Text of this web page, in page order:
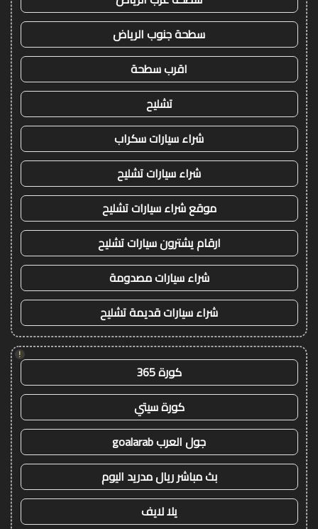
سطحة جنوب الرياض
اقرب سطحة
تشليح
شراء سيارات سكراب
شراء سيارات تشليح
موقع شراء سيارات تشليح
ارقام يشترون سيارات تشليح
شراء سيارات مصدومة
شراء سيارات قديمة تشليح
!
كورة 365
كورة سيتي
جول العرب goalarab
بث مباشر ريال مدريد اليوم
يلا لايف